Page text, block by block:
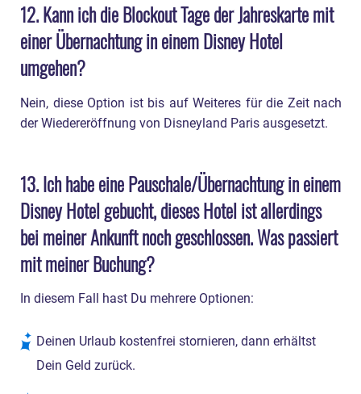
12. Kann ich die Blockout Tage der Jahreskarte mit
einer Übernachtung in einem Disney Hotel
umgehen?
Nein, diese Option ist bis auf Weiteres für die Zeit nach
der Wiedereröffnung von Disneyland Paris ausgesetzt.
13. Ich habe eine Pauschale/Übernachtung in einem
Disney Hotel gebucht, dieses Hotel ist allerdings
bei meiner Ankunft noch geschlossen. Was passiert
mit meiner Buchung?
In diesem Fall hast Du mehrere Optionen:
Deinen Urlaub kostenfrei stornieren, dann erhältst
Dein Geld zurück.